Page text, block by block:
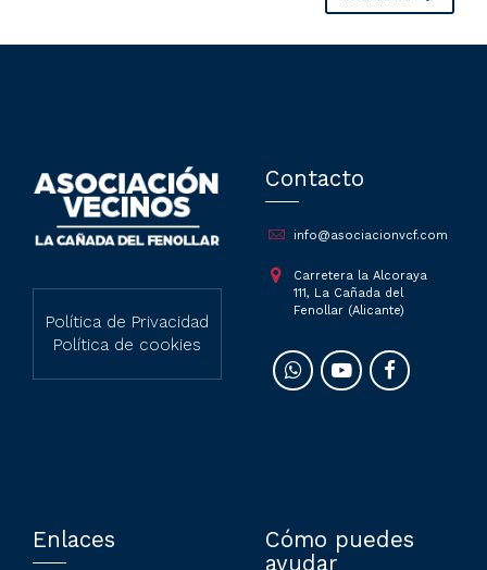
Política de Privacidad
Política de cookies
Contacto
info@asociacionvcf.com
Carretera la Alcoraya
111, La Cañada del
Fenollar (Alicante)
Enlaces
Cómo puedes
ayudar